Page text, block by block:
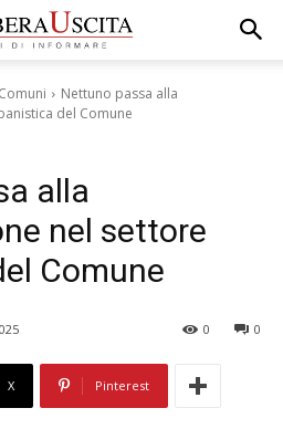
Nettuno passa alla
del Comune
alla
nel settore
Comune
0
0
X Pinterest